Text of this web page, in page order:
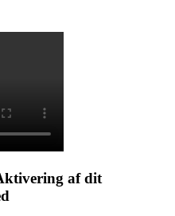
af dit